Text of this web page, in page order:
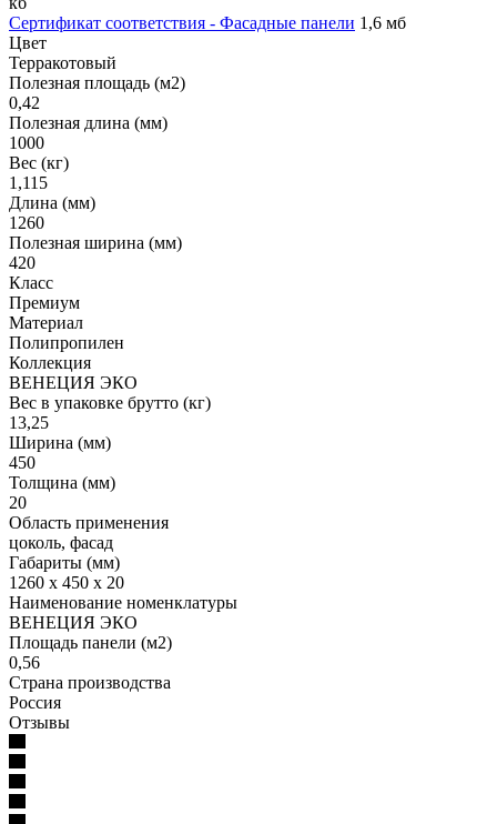
Сертификат соответствия - Фасадные панели 1,6 мб
Цвет
Терракотовый
Полезная площадь (м2)
0,42
Полезная длина (мм)
1000
Вес (кг)
1,115
Длина (мм)
1260
Полезная ширина (мм)
420
Класс
Премиум
Материал
Полипропилен
Коллекция
ВЕНЕЦИЯ ЭКО
Вес в упаковке брутто (кг)
13,25
Ширина (мм)
450
Толщина (мм)
20
Область применения
цоколь, фасад
Габариты (мм)
1260 x 450 x 20
Наименование номенклатуры
ВЕНЕЦИЯ ЭКО
Площадь панели (м2)
0,56
Страна производства
Россия
Отзывы